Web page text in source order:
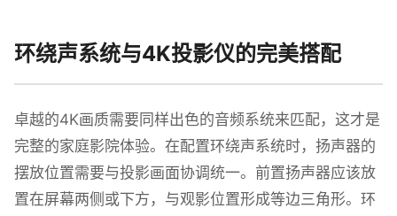
环绕声系统与4K投影仪的完美搭配
卓越的4K画质需要同样出色的音频系统来匹配，这才是
完整的家庭影院体验。在配置环绕声系统时，扬声器的
摆放位置需要与投影画面协调统一。前置扬声器应该放
置在屏幕两侧或下方，与观影位置形成等边三角形。环